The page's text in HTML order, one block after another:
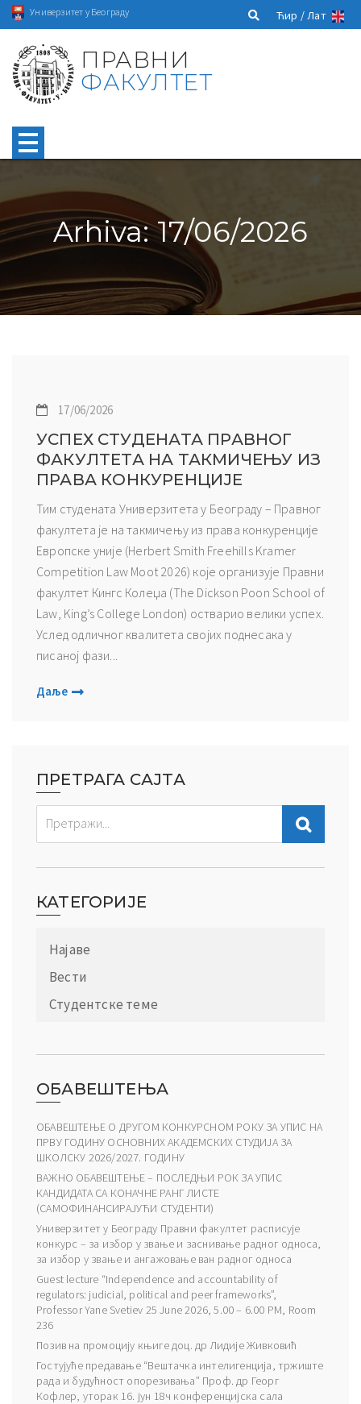
Универзитет у Београду Ћир /Лат
ПРАВНИ
ФАКУЛТЕТ
Arhiva: 17/06/2026
17/06/2026
УСПЕХ СТУДЕНАТА ПРАВНОГ
ФАКУЛТЕТА НА ТАКМИЧЕЊУ ИЗ
ПРАВА КОНКУРЕНЦИЈЕ
Тим студената Универзитета у Београду – Правног
факултета је на такмичењу из права конкуренције
Европске уније (Herbert Smith Freehills Kramer
Competition Law Moot 2026) које организује Правни
факултет Кингс Колеџа (The Dickson Poon School of
Law, King’s College London) остварио велики успех.
Услед одличног квалитета својих поднесака у
писаној фази...
Даље
ПРЕТРАГА САЈТА
КАТЕГОРИЈЕ
Најаве
Вести
Студентске теме
ОБАВЕШТЕЊА
ОБАВЕШТЕЊЕ О ДРУГОМ КОНКУРСНОМ РОКУ ЗА УПИС НА
ПРВУ ГОДИНУ ОСНОВНИХ АКАДЕМСКИХ СТУДИЈА ЗА
ШКОЛСКУ 2026/2027. ГОДИНУ
ВАЖНО ОБАВЕШТЕЊЕ – ПОСЛЕДЊИ РОК ЗА УПИС
КАНДИДАТА СА КОНАЧНЕ РАНГ ЛИСТЕ
(САМОФИНАНСИРАЈУЋИ СТУДЕНТИ)
Универзитет у Београду Правни факултет расписује
конкурс – за избор у звање и заснивање радног односа,
за избор у звање и ангажовање ван радног односа
Guest lecture “Independence and accountability of
regulators: judicial, political and peer frameworks”,
Professor Yane Svetiev 25 June 2026, 5.00 – 6.00 PM, Room
236
Позив на промоцију књиге доц. др Лидије Живковић
Гостујуће предавање “Вештачка интелигенција, тржиште
рада и будућност опорезивања” Проф. др Георг
Кофлер, уторак 16. јун 18ч конференцијска сала